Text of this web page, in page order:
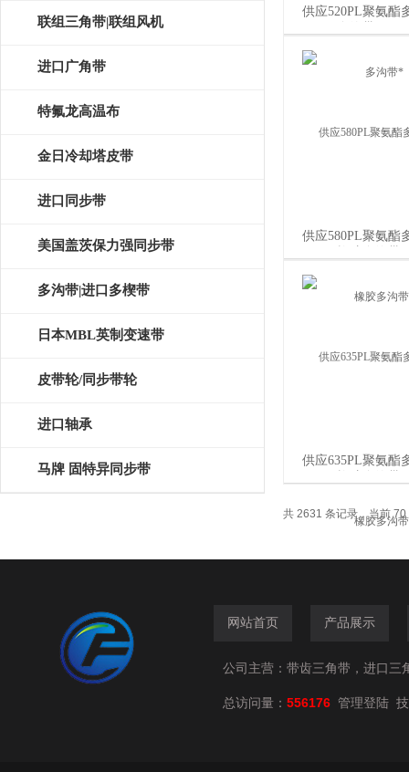
联组三角带|联组风机
皮带
进口广角带
特氟龙高温布
金日冷却塔皮带
进口同步带
美国盖茨保力强同步带
多沟带|进口多楔带
日本MBL英制变速带
皮带轮/同步带轮
进口轴承
马牌 固特异同步带
供应520PL聚氨酯
供应580PL聚氨酯
供应635PL聚氨酯
共 2631 条记录，当前
网站首页 产品展示
公司主营：带齿三角带，进口三
总访问量： 556176 管理登陆